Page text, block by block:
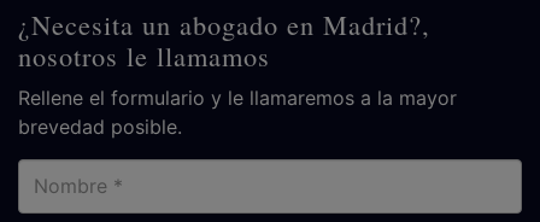
¿Necesita un abogado en Madrid?,
nosotros le llamamos
Rellene el formulario y le llamaremos a la mayor
brevedad posible.